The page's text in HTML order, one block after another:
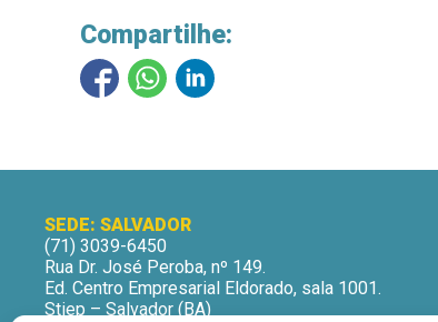
Compartilhe:
SEDE: SALVADOR
(71) 3039-6450
Rua Dr. José Peroba, nº 149.
Ed. Centro Empresarial Eldorado, sala 1001.
Stiep – Salvador (BA)